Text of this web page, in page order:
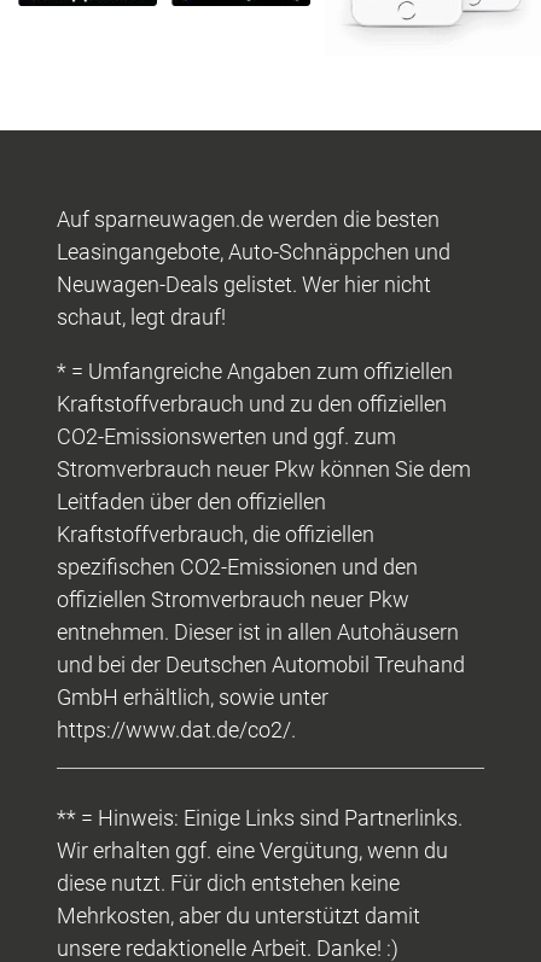
Auf sparneuwagen.de werden die besten
Leasingangebote, Auto-Schnäppchen und
Neuwagen-Deals gelistet. Wer hier nicht
schaut, legt drauf!
* = Umfangreiche Angaben zum offiziellen
Kraftstoffverbrauch und zu den offiziellen
CO2-Emissionswerten und ggf. zum
Stromverbrauch neuer Pkw können Sie dem
Leitfaden über den offiziellen
Kraftstoffverbrauch, die offiziellen
spezifischen CO2-Emissionen und den
offiziellen Stromverbrauch neuer Pkw
entnehmen. Dieser ist in allen Autohäusern
und bei der Deutschen Automobil Treuhand
GmbH erhältlich, sowie unter
https://www.dat.de/co2/.
** = Hinweis: Einige Links sind Partnerlinks.
Wir erhalten ggf. eine Vergütung, wenn du
diese nutzt. Für dich entstehen keine
Mehrkosten, aber du unterstützt damit
unsere redaktionelle Arbeit. Danke! :)